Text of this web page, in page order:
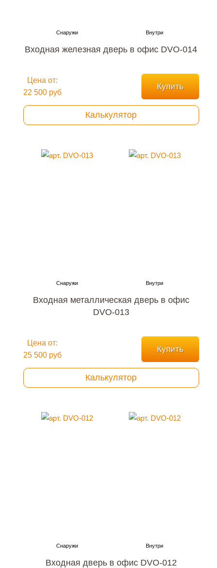
Входная железная дверь в офис DVO-014
Цена от:
22 500 руб
Купить
Калькулятор
Входная металлическая дверь в офис
DVO-013
Цена от:
25 500 руб
Купить
Калькулятор
Входная дверь в офис DVO-012